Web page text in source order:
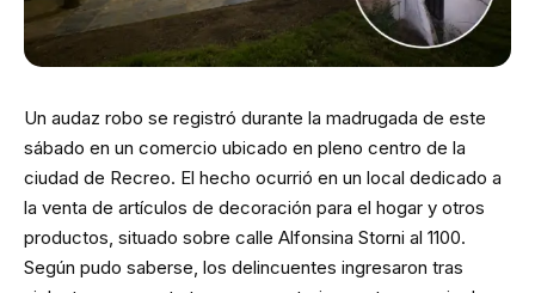
Un audaz robo se registró durante la madrugada de este
sábado en un comercio ubicado en pleno centro de la
ciudad de Recreo. El hecho ocurrió en un local dedicado a
la venta de artículos de decoración para el hogar y otros
productos, situado sobre calle Alfonsina Storni al 1100.
Según pudo saberse, los delincuentes ingresaron tras